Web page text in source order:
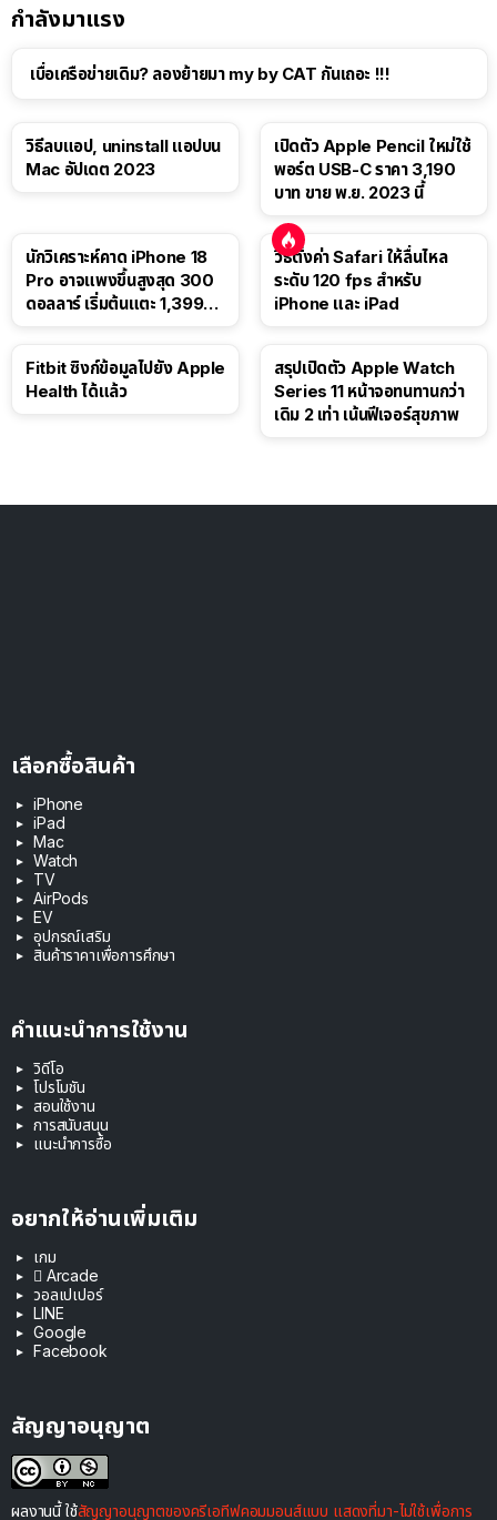
กำลังมาแรง
เบื่อเครือข่ายเดิม? ลองย้ายมา my by CAT กันเถอะ !!!
วิธีลบแอป, uninstall แอปบน
Mac อัปเดต 2023
เปิดตัว Apple Pencil ใหม่ใช้
พอร์ต USB-C ราคา 3,190
บาท ขาย พ.ย. 2023 นี้
นักวิเคราะห์คาด iPhone 18
Pro อาจแพงขึ้นสูงสุด 300
ดอลลาร์ เริ่มต้นแตะ 1,399
วิธีตั้งค่า Safari ให้ลื่นไหล
ระดับ 120 fps สำหรับ
iPhone และ iPad
Fitbit ซิงก์ข้อมูลไปยัง Apple
Health ได้แล้ว
สรุปเปิดตัว Apple Watch
Series 11 หน้าจอทนทานกว่า
เดิม 2 เท่า เน้นฟีเจอร์สุขภาพ
เลือกซื้อสินค้า
iPhone
iPad
Mac
Watch
TV
AirPods
EV
อุปกรณ์เสริม
สินค้าราคาเพื่อการศึกษา
คำแนะนำการใช้งาน
วิดีโอ
โปรโมชัน
สอนใช้งาน
การสนับสนุน
แนะนำการซื้อ
อยากให้อ่านเพิ่มเติม
เกม
 Arcade
วอลเปเปอร์
LINE
Google
Facebook
สัญญาอนุญาต
ผลงานนี้ ใช้สัญญาอนุญาตของครีเอทีฟคอมมอนส์แบบ แสดงที่มา-ไม่ใช้เพื่อการ